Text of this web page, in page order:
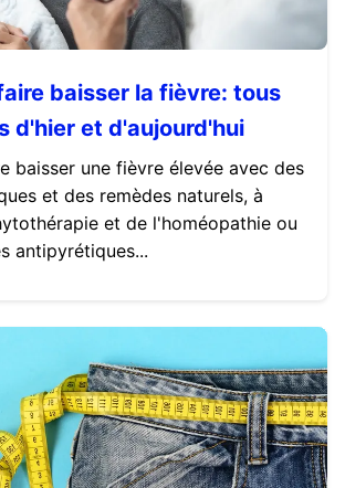
baisser la fièvre: tous
d'hier et d'aujourd'hui
baisser une fièvre élevée avec des
et des remèdes naturels, à
et de l'homéopathie ou
antipyrétiques...